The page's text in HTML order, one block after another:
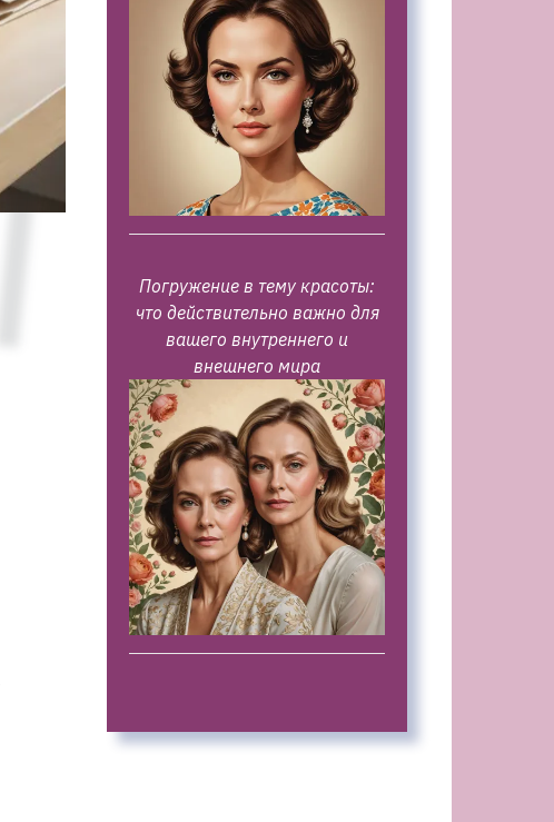
Погружение в тему красоты:
что действительно важно для
вашего внутреннего и
внешнего мира